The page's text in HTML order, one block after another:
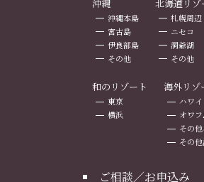
沖縄
沖縄本島
宮古島
伊良部島
その他
北海道リゾ
札幌周辺
ニセコ
洞爺湖
その他
和のリゾート
東京
横浜
海外リゾ
ハワイ
オワ
その
その
ご相談／お申込み